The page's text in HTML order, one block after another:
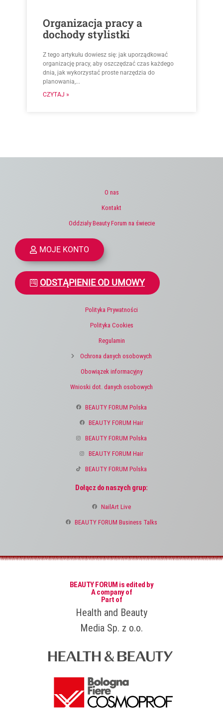
Organizacja pracy a
dochody stylistki
Z tego artykułu dowiesz się: jak uporządkować
organizację pracy, aby oszczędzać czas każdego
dnia, jak wykorzystać proste narzędzia do
planowania,...
CZYTAJ »
O nas
Kontakt
Oddziały Beauty Forum na świecie
MOJE KONTO
ODSTĄPIENIE OD UMOWY
Polityka Prywatności
Polityka Cookies
Regulamin
Ochrona danych osobowych
Obowiązek informacyjny
Wnioski dot. danych osobowych
BEAUTY FORUM Polska
BEAUTY FORUM Hair
BEAUTY FORUM Polska
BEAUTY FORUM Hair
BEAUTY FORUM Polska
Dołącz do naszych grup:
NailArt Live
BEAUTY FORUM Business Talks
BEAUTY FORUM is edited by
A company of
Part of
Health and Beauty
Media Sp. z o.o.